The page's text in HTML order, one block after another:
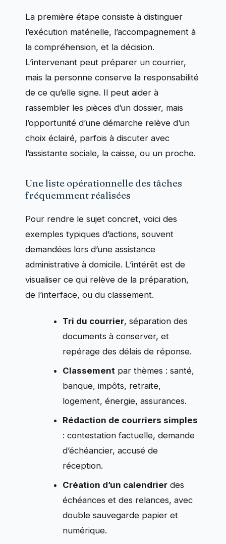
La première étape consiste à distinguer
l’exécution matérielle, l’accompagnement à
la compréhension, et la décision.
L’intervenant peut préparer un courrier,
mais la personne conserve la responsabilité
de ce qu’elle signe. Il peut aider à
rassembler les pièces d’un dossier, mais
l’opportunité d’une démarche relève d’un
choix éclairé, parfois à discuter avec
l’assistante sociale, la caisse, ou un proche.
Une liste opérationnelle des tâches
fréquemment réalisées
Pour rendre le sujet concret, voici des
exemples typiques d’actions, souvent
demandées lors d’une assistance
administrative à domicile. L’intérêt est de
visualiser ce qui relève de la préparation,
de l’interface, ou du classement.
Tri du courrier, séparation des
documents à conserver, et
repérage des délais de réponse.
Classement par thèmes : santé,
banque, impôts, retraite,
logement, énergie, assurances.
Rédaction de courriers simples
: contestation factuelle, demande
d’échéancier, accusé de
réception.
Création d’un calendrier des
échéances et des relances, avec
double sauvegarde papier et
numérique.